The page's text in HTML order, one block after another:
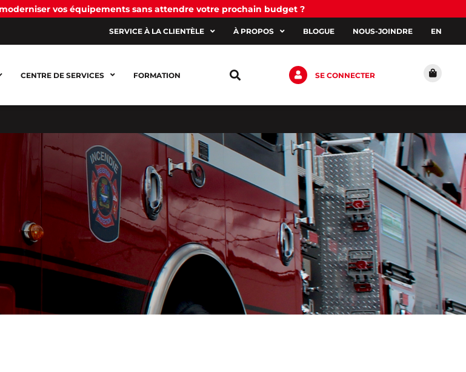
vos équipements sans attendre votre prochain budget ?
SERVICE À LA CLIENTÈLE À PROPOS BLOGUE NOUS-JOINDRE EN
CENTRE DE SERVICES FORMATION SE CONNECTER